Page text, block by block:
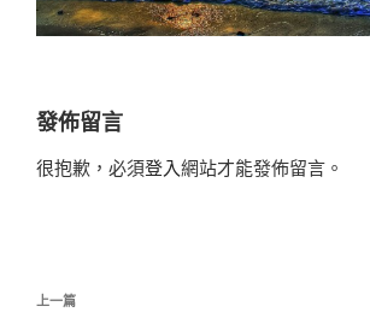
發佈留言
很抱歉，必須登入網站才能發佈留言。
文
上
上一篇